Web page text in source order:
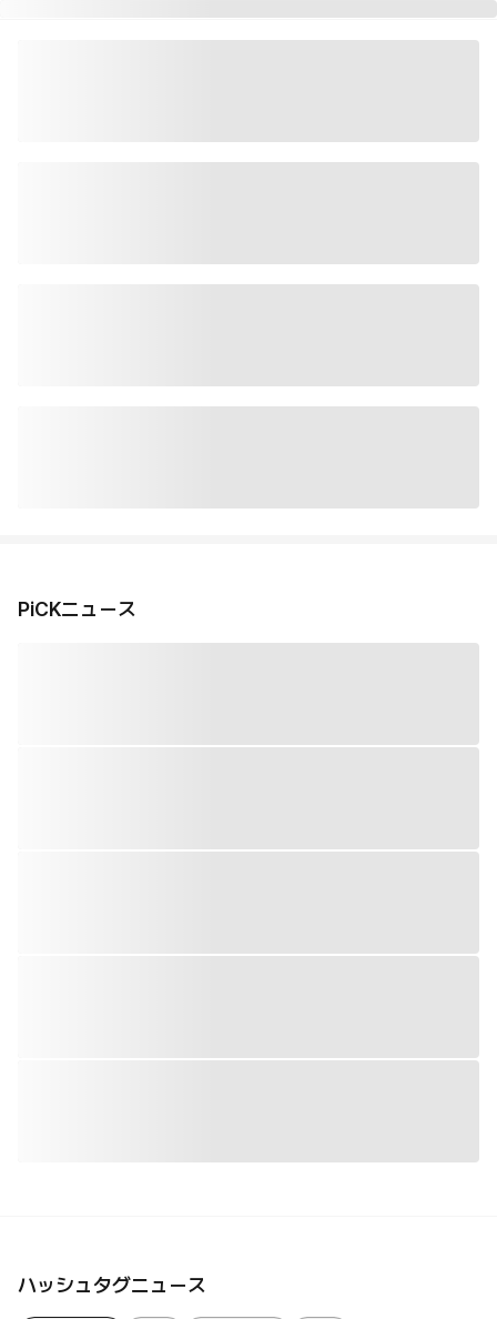
PiCKニュース
ハッシュタグニュース